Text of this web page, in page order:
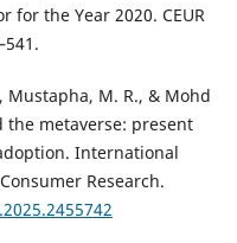
for the Year 2020. CEUR
Mustapha, M. R., & Mohd
the metaverse: present
International
Research.